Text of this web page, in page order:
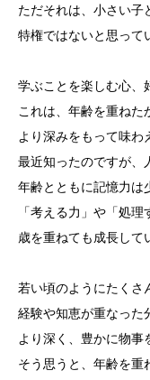
ただそれは、小さい子
特権ではないと思って
学ぶことを楽しむ心
これは、年齢を重ねた
より深みをもって味わ
最近知ったのですが、
年齢とともに記憶力は
「考える力」や「処理
歳を重ねても成長して
若い頃のようにたくさ
経験や知恵が重なった
より深く、豊かに物事
そう思うと、年齢を重